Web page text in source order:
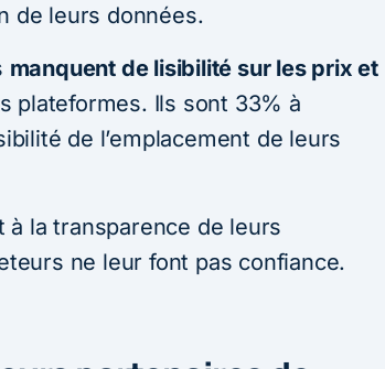
de leurs données.
manquent de lisibilité sur les prix et
plateformes. Ils sont 33% à
de l’emplacement de leurs
à la transparence de leurs
ne leur font pas confiance.